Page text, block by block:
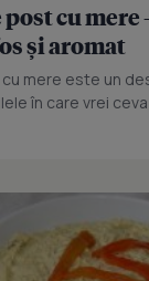
cu mere
și aromat
mere este un
în care vrei